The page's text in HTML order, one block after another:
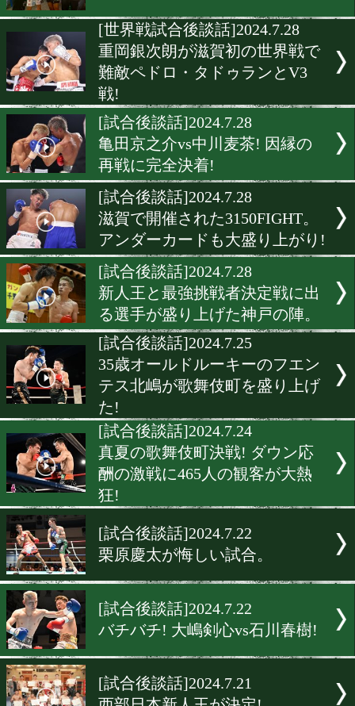
[海外試合結果]2024.7.29
鈴木誠太郎と林湧汰がタイ
[世界戦試合後談話
重岡銀次朗が滋賀初の世界
難敵ペドロ・タドゥランと
戦!
[試合後談話]2024.7.28
亀田京之介vs中川麦茶! 因
再戦に完全決着!
[試合後談話]2024.7.28
滋賀で開催された
アンダーカードも大盛り上
[試合後談話]2024.7.28
新人王と最強挑戦者決定戦
る選手が盛り上げた神戸の
[試合後談話]2024.7.25
35歳オールドルーキーのフ
テス北嶋が歌舞伎町を盛り
た!
[試合後談話]2024.7.24
真夏の歌舞伎町決戦! ダウ
狂!